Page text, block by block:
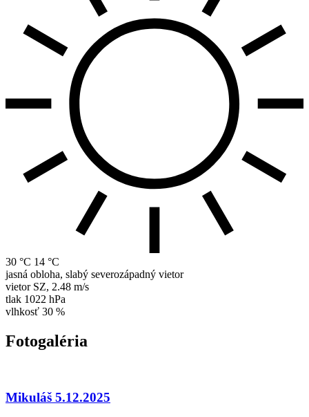
30 °C 14 °C
jasná obloha, slabý severozápadný vietor
vietor SZ, 2.48 m/s
tlak 1022 hPa
vlhkosť 30 %
Fotogaléria
Mikuláš 5.12.2025